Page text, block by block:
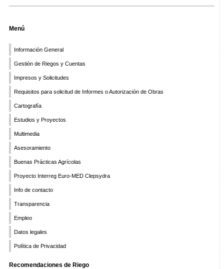
Menú
Información General
Gestión de Riegos y Cuentas
Impresos y Solicitudes
Requisitos para solicitud de Informes o Autorización de Obras
Cartografía
Estudios y Proyectos
Multimedia
Asesoramiento
Buenas Prácticas Agrícolas
Proyecto Interreg Euro-MED Clepsydra
Info de contacto
Transparencia
Empleo
Datos legales
Política de Privacidad
Recomendaciones de Riego